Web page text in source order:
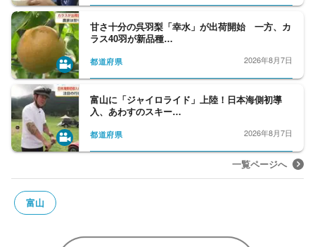
甘さ十分の呉羽梨「幸水」が出荷開始 一方、カ
ラス40羽が新品種…
都道府県 2026年8月7日
富山に「ジャイロライド」上陸！日本海側初導
入、あわすのスキー…
都道府県 2026年8月7日
一覧ページへ
富山